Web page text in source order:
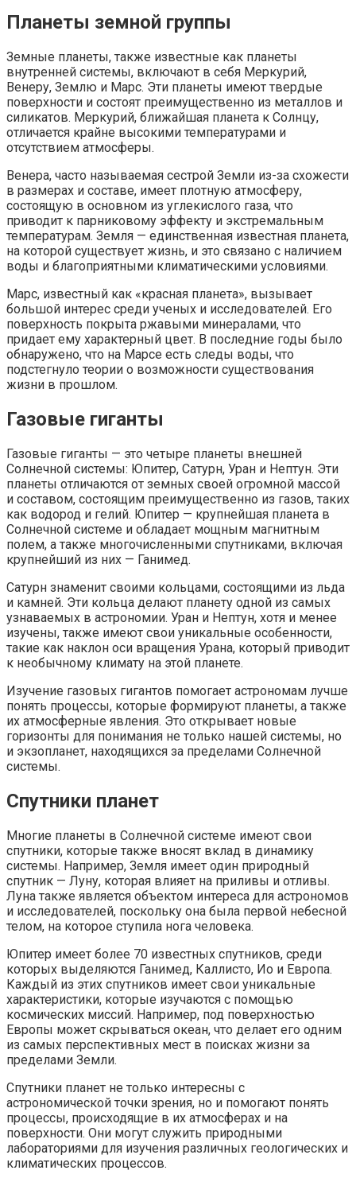
Планеты земной группы
Земные планеты, также известные как планеты
внутренней системы, включают в себя Меркурий,
Венеру, Землю и Марс. Эти планеты имеют твердые
поверхности и состоят преимущественно из металлов и
силикатов. Меркурий, ближайшая планета к Солнцу,
отличается крайне высокими температурами и
отсутствием атмосферы.
Венера, часто называемая сестрой Земли из-за схожести
в размерах и составе, имеет плотную атмосферу,
состоящую в основном из углекислого газа, что
приводит к парниковому эффекту и экстремальным
температурам. Земля — единственная известная планета,
на которой существует жизнь, и это связано с наличием
воды и благоприятными климатическими условиями.
Марс, известный как «красная планета», вызывает
большой интерес среди ученых и исследователей. Его
поверхность покрыта ржавыми минералами, что
придает ему характерный цвет. В последние годы было
обнаружено, что на Марсе есть следы воды, что
подстегнуло теории о возможности существования
жизни в прошлом.
Газовые гиганты
Газовые гиганты — это четыре планеты внешней
Солнечной системы: Юпитер, Сатурн, Уран и Нептун. Эти
планеты отличаются от земных своей огромной массой
и составом, состоящим преимущественно из газов, таких
как водород и гелий. Юпитер — крупнейшая планета в
Солнечной системе и обладает мощным магнитным
полем, а также многочисленными спутниками, включая
крупнейший из них — Ганимед.
Сатурн знаменит своими кольцами, состоящими из льда
и камней. Эти кольца делают планету одной из самых
узнаваемых в астрономии. Уран и Нептун, хотя и менее
изучены, также имеют свои уникальные особенности,
такие как наклон оси вращения Урана, который приводит
к необычному климату на этой планете.
Изучение газовых гигантов помогает астрономам лучше
понять процессы, которые формируют планеты, а также
их атмосферные явления. Это открывает новые
горизонты для понимания не только нашей системы, но
и экзопланет, находящихся за пределами Солнечной
системы.
Спутники планет
Многие планеты в Солнечной системе имеют свои
спутники, которые также вносят вклад в динамику
системы. Например, Земля имеет один природный
спутник — Луну, которая влияет на приливы и отливы.
Луна также является объектом интереса для астрономов
и исследователей, поскольку она была первой небесной
телом, на которое ступила нога человека.
Юпитер имеет более 70 известных спутников, среди
которых выделяются Ганимед, Каллисто, Ио и Европа.
Каждый из этих спутников имеет свои уникальные
характеристики, которые изучаются с помощью
космических миссий. Например, под поверхностью
Европы может скрываться океан, что делает его одним
из самых перспективных мест в поисках жизни за
пределами Земли.
Спутники планет не только интересны с
астрономической точки зрения, но и помогают понять
процессы, происходящие в их атмосферах и на
поверхности. Они могут служить природными
лабораториями для изучения различных геологических и
климатических процессов.